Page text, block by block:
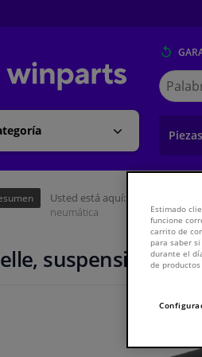
Buscar
en
Usted está aquí:
neumática
suspensión
Estimado
funcione
carrito de
para saber
durante el
de